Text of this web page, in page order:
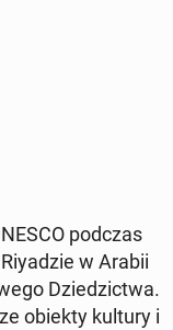
podczas
w Arabii
Dzie­dzic­twa.
obiekty kultury i